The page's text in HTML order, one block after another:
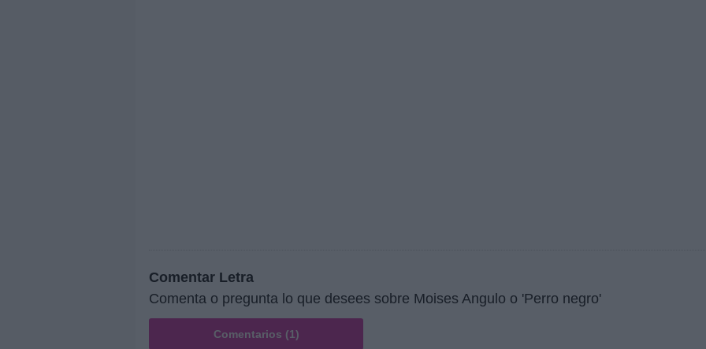
Comentar Letra
Comenta o pregunta lo que desees sobre Moises Angulo o 'Perro negro'
Comentarios (1)